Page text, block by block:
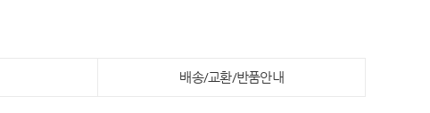
배송/교환/반품안내